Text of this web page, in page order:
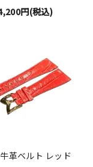
円(税込)
革ベルト レッド